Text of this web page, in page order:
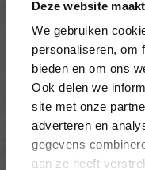
Deze website
We gebruiken
personaliseren, om
bieden en om ons
Ook delen we
site met onze
adverteren en
gegevens
aan ze heeft